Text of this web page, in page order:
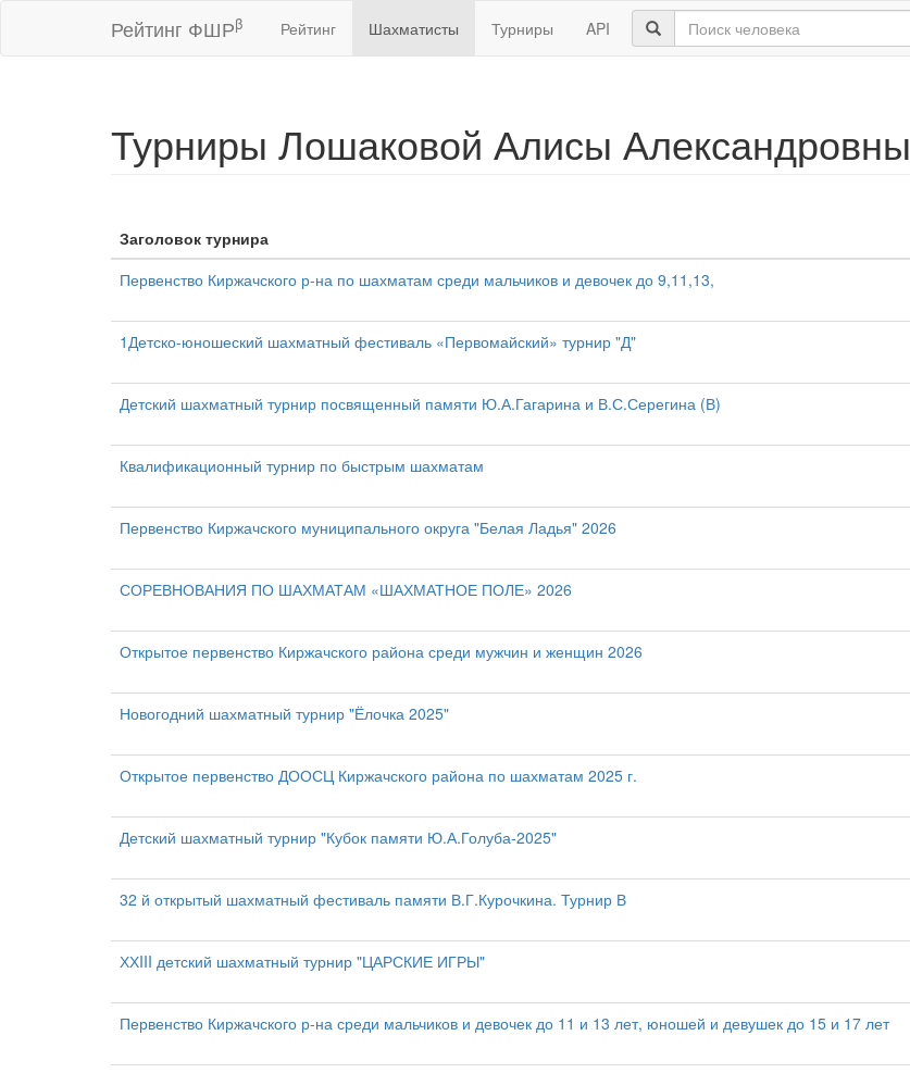
Рейтинг ФШРβ Рейтинг Шахматисты Турниры API
Турниры Лошаковой Алисы Александровны
Заголовок турнира
Первенство Киржачского р-на по шахматам среди мальчиков и девочек до 9,11,13,
1Детско-юношеский шахматный фестиваль «Первомайский» турнир "Д"
Детский шахматный турнир посвященный памяти Ю.А.Гагарина и В.С.Серегина (В)
Квалификационный турнир по быстрым шахматам
Первенство Киржачского муниципального округа "Белая Ладья" 2026
СОРЕВНОВАНИЯ ПО ШАХМАТАМ «ШАХМАТНОЕ ПОЛЕ» 2026
Открытое первенство Киржачского района среди мужчин и женщин 2026
Новогодний шахматный турнир "Ёлочка 2025"
Открытое первенство ДООСЦ Киржачского района по шахматам 2025 г.
Детский шахматный турнир "Кубок памяти Ю.А.Голуба-2025"
32 й открытый шахматный фестиваль памяти В.Г.Курочкина. Турнир В
ХХIII детский шахматный турнир "ЦАРСКИЕ ИГРЫ"
Первенство Киржачского р-на среди мальчиков и девочек до 11 и 13 лет, юношей и девушек до 15 и 17 лет